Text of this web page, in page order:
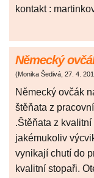
kontakt :
Německý
(Monika Šedivá, 27. 4.
Německý ovčák
štěňata z
.Štěňata z
jakémukoliv
vynikají chutí do
kvalitní stopaři.